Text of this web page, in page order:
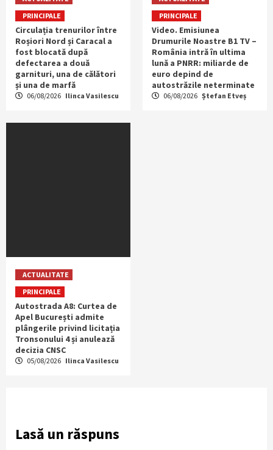
PRINCIPALE
Circulația trenurilor între
Roșiori Nord și Caracal a
fost blocată după
defectarea a două
garnituri, una de călători
și una de marfă
06/08/2026 Ilinca Vasilescu
PRINCIPALE
Video. Emisiunea
Drumurile Noastre B1 TV –
România intră în ultima
lună a PNRR: miliarde de
euro depind de
autostrăzile neterminate
06/08/2026 Ștefan Etveș
ACTUALITATE
PRINCIPALE
Autostrada A8: Curtea de
Apel București admite
plângerile privind licitația
Tronsonului 4 și anulează
decizia CNSC
05/08/2026 Ilinca Vasilescu
Lasă un răspuns